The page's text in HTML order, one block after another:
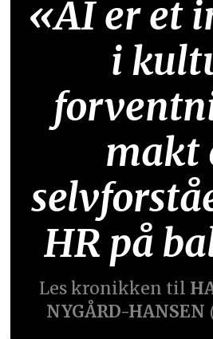
«AI er et
i
makt
HR på
Les kronikken til
NYGÅRD-HANSEN